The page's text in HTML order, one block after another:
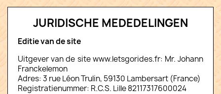
JURIDISCHE MEDEDELINGEN
Editie van de site
Uitgever van de site www.letsgorides.fr: Mr. Johann
Franckelemon
Adres: 3 rue Léon Trulin, 59130 Lambersart (France)
Registratienummer: R.C.S. Lille 82117317600024